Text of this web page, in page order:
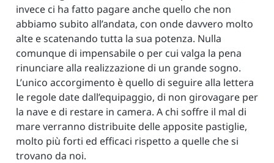
invece ci ha fatto pagare anche quello che non
abbiamo subito all’andata, con onde davvero molto
alte e scatenando tutta la sua potenza. Nulla
comunque di impensabile o per cui valga la pena
rinunciare alla realizzazione di un grande sogno.
L’unico accorgimento è quello di seguire alla lettera
le regole date dall’equipaggio, di non girovagare per
la nave e di restare in camera. A chi soffre il mal di
mare verranno distribuite delle apposite pastiglie,
molto più forti ed efficaci rispetto a quelle che si
trovano da noi.